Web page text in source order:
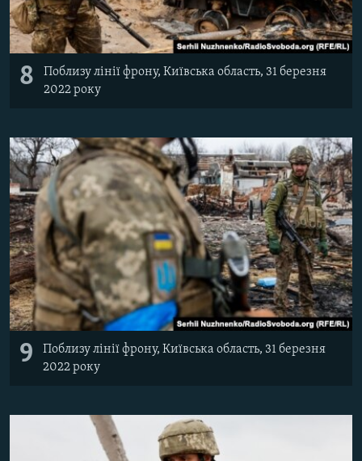
8
Поблизу лінії фрону, Київська область, 31 березня
2022 року
9
Поблизу лінії фрону, Київська область, 31 березня
2022 року